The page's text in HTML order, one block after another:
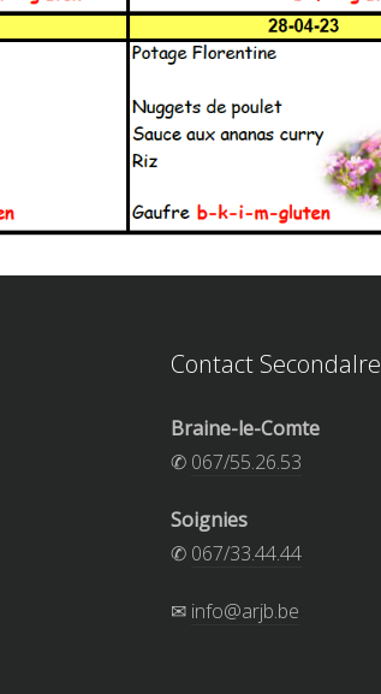
Contact Secondalre
Braine-le-Comte
✆ 067/55.26.53
Soignies
✆ 067/33.44.44
✉ info@arjb.be